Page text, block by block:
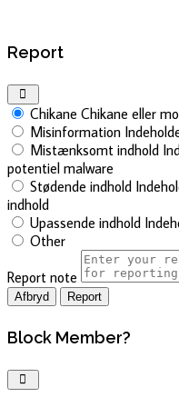
Report
Chikane Chikane eller
Misinformation
Mistænksomt indhold
potentiel malware
Stødende indhold
indhold
Upassende indhold
Other
Report note
Report
Block Member?